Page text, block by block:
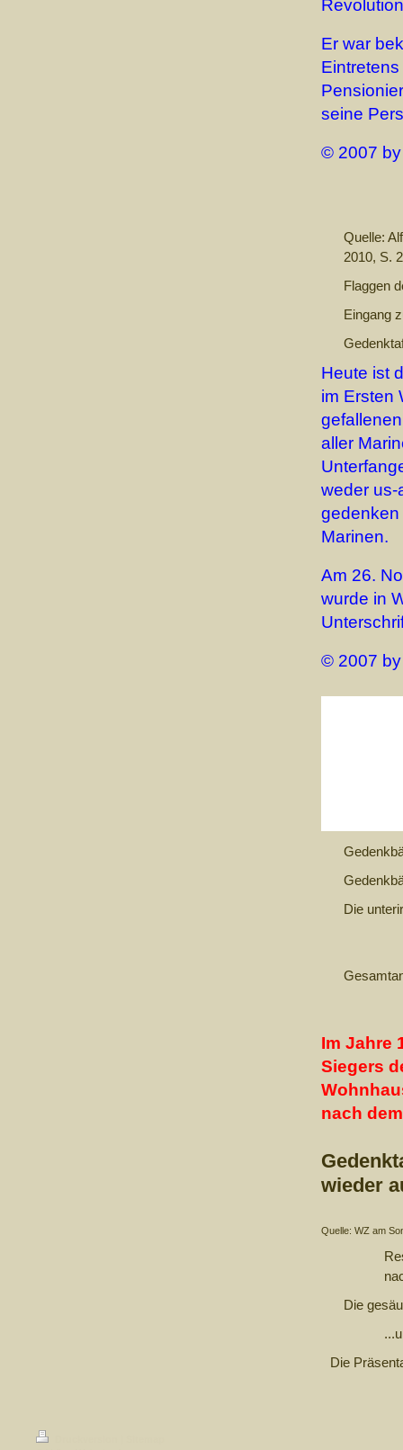
Er war
seine
© 2007
Quelle:
2010, S.
Flaggen
Eingang
Heute ist
im Ersten
aller
weder us-
Marinen.
Am 26.
wurde in
© 2007
Die
Im Jahre
Siegers
nach
wieder
Quelle: WZ am
Die
Die